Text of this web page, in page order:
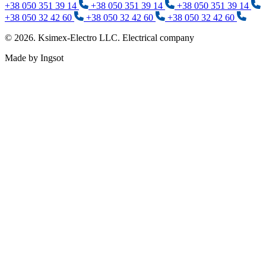
+38 050 351 39 14 +38 050 351 39 14
+38 050 351 39 14
+38 050 32 42 60
+38 050 32 42 60
+38 050 32 42 60
© 2026. Ksimex-Electro LLC. Electrical company
Made by Ingsot